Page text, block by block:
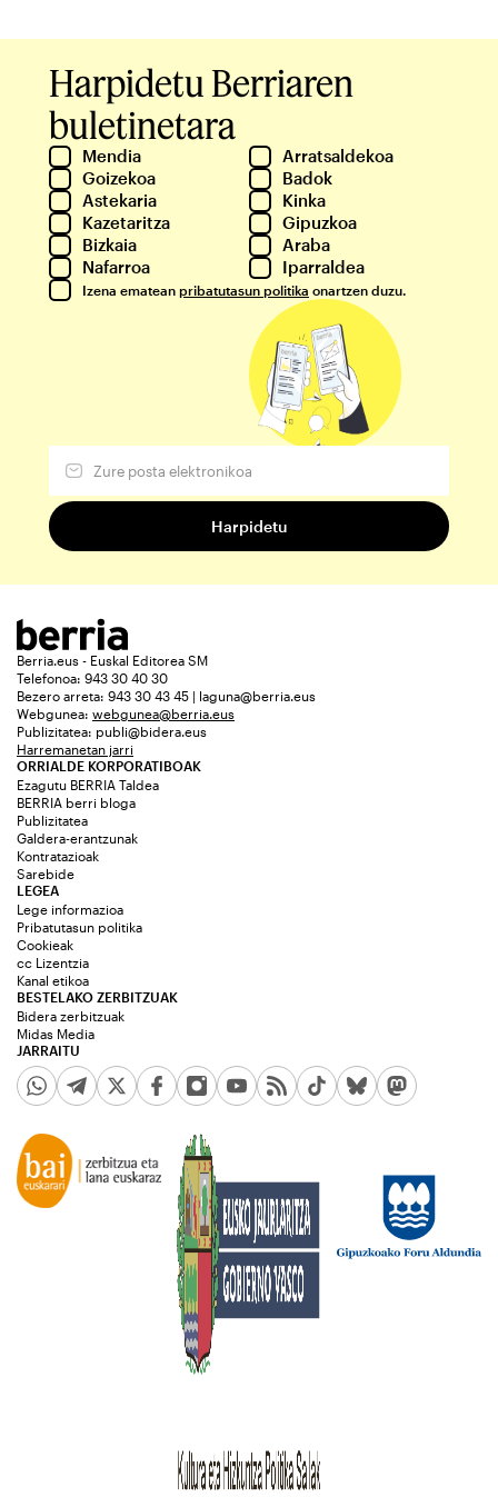
Harpidetu Berriaren
buletinetara
Mendia
Arratsaldekoa
Goizekoa
Badok
Astekaria
Kinka
Kazetaritza
Gipuzkoa
Bizkaia
Araba
Nafarroa
Iparraldea
Izena ematean pribatutasun politika onartzen duzu.
Berria.eus - Euskal Editorea SM
Telefonoa: 943 30 40 30
Bezero arreta: 943 30 43 45 | laguna@berria.eus
Webgunea: webgunea@berria.eus
Publizitatea: publi@bidera.eus
Harremanetan jarri
ORRIALDE KORPORATIBOAK
Ezagutu BERRIA Taldea
BERRIA berri bloga
Publizitatea
Galdera-erantzunak
Kontratazioak
Sarebide
JARRAITU
LEGEA
Lege informazioa
Pribatutasun politika
Cookieak
cc Lizentzia
Kanal etikoa
BESTELAKO ZERBITZUAK
Bidera zerbitzuak
Midas Media